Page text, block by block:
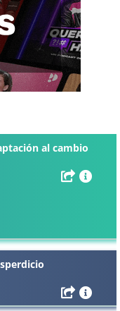
al cambio